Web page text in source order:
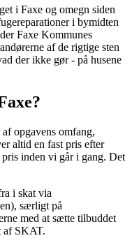
i Faxe og omegn siden
i bymidten
Faxe Kommunes
af de rigtige sten
der ikke gør - på husene
opgavens omfang,
altid en fast pris efter
pris inden vi går i gang. Det
i skat via
særligt på
med at sætte tilbuddet
af SKAT.